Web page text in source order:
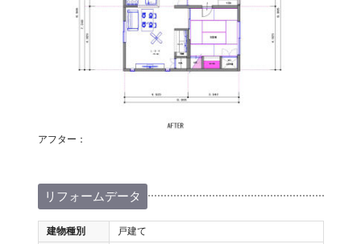
アフター：
リフォームデータ
建物種別
戸建て